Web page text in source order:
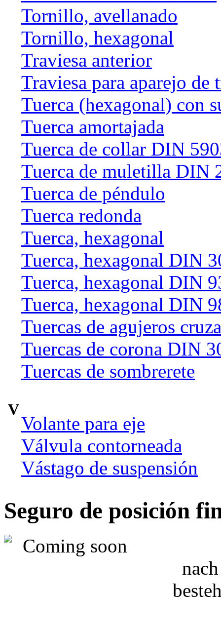
Tornillo, avellanado
Tornillo, hexagonal
Traviesa anterior
Traviesa para aparejo
Tuerca (hexagonal) con
Tuerca amortajada
Tuerca de collar DIN
Tuerca de muletilla DIN
Tuerca de péndulo
Tuerca redonda
Tuerca, hexagonal
Tuerca, hexagonal DIN
Tuerca, hexagonal DIN
Tuerca, hexagonal DIN
Tuercas de agujeros
Tuercas de corona DIN
Tuercas de sombrerete
V
Volante para eje
Válvula contorneada
Vástago de suspensión
Seguro de posición